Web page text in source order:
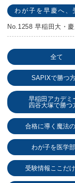
わが子を早慶へ、
全て
SAPIXで勝つ
早稲田アカデミ
四谷大塚で勝つ
合格に導く魔法
わが子を医学
受験情報ここだ